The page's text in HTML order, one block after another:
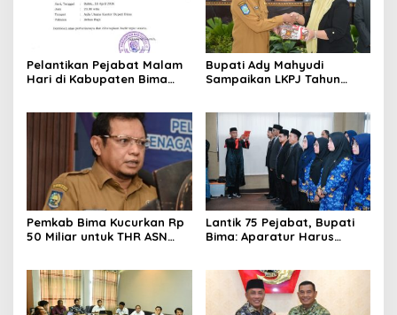
Pelantikan Pejabat Malam
Hari di Kabupaten Bima
Bupati Ady Mahyudi
Sampaikan LKPJ Tahun
Bima
Pemkab Bima Kucurkan Rp
50 Miliar untuk THR ASN
Lantik 75 Pejabat, Bupati
Bima: Aparatur Harus